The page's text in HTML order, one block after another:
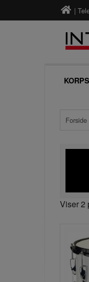
|
KORPS
Forside
Viser 2